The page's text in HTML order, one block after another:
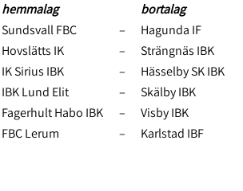
hemmalag
bortalag
Sundsvall FBC –
Hagunda IF
Hovslätts IK –
Strängnäs IBK
IK Sirius IBK –
Hässelby SK IBK
IBK Lund Elit –
Skälby IBK
Fagerhult Habo IBK –
Visby IBK
FBC Lerum – Karlstad IBF